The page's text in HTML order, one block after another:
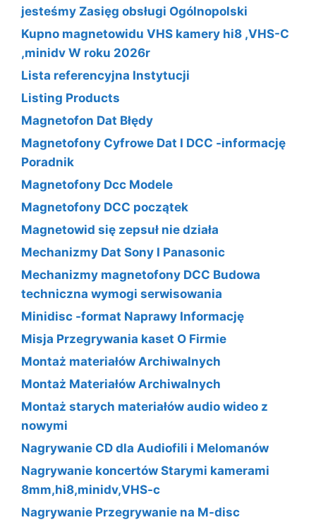
jesteśmy Zasięg obsługi Ogólnopolski
Kupno magnetowidu VHS kamery hi8 ,VHS-C
,minidv W roku 2026r
Lista referencyjna Instytucji
Listing Products
Magnetofon Dat Błędy
Magnetofony Cyfrowe Dat I DCC -informację
Poradnik
Magnetofony Dcc Modele
Magnetofony DCC początek
Magnetowid się zepsuł nie działa
Mechanizmy Dat Sony I Panasonic
Mechanizmy magnetofony DCC Budowa
techniczna wymogi serwisowania
Minidisc -format Naprawy Informację
Misja Przegrywania kaset O Firmie
Montaż materiałów Archiwalnych
Montaż Materiałów Archiwalnych
Montaż starych materiałów audio wideo z
nowymi
Nagrywanie CD dla Audiofili i Melomanów
Nagrywanie koncertów Starymi kamerami
8mm,hi8,minidv,VHS-c
Nagrywanie Przegrywanie na M-disc